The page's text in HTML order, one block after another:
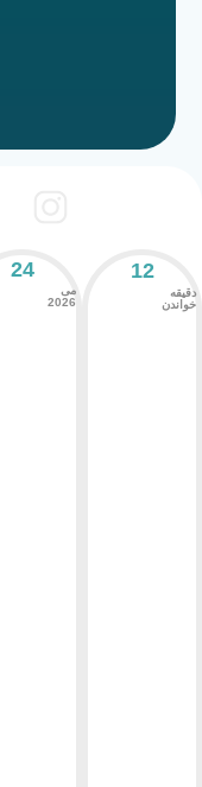
12
دقیقه
خواندن
24
می
2026